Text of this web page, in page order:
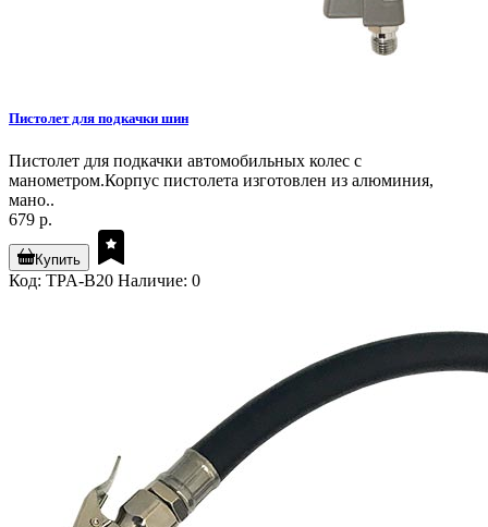
Пистолет для подкачки шин
Пистолет для подкачки автомобильных колес с
манометром.Корпус пистолета изготовлен из алюминия,
мано..
679 р.
Купить
Код: TPA-B20 Наличие: 0